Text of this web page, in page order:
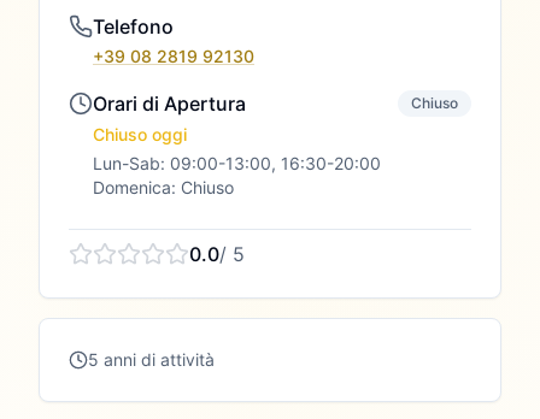
Telefono
+39 08 2819 92130
Orari di Apertura Chiuso
Chiuso oggi
Lun-Sab: 09:00-13:00, 16:30-20:00
Domenica: Chiuso
0.0/ 5
5 anni di attività